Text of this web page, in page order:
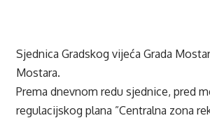
Sjednica Gradskog vijeća Grada
Mostara.
Prema dnevnom redu sjednice, pred
regulacijskog plana ”Centralna zona